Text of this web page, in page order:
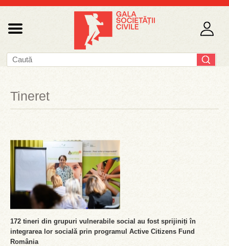
Tineret
172 tineri din grupuri vulnerabile social au fost sprijiniți în
integrarea lor socială prin programul Active Citizens Fund
România